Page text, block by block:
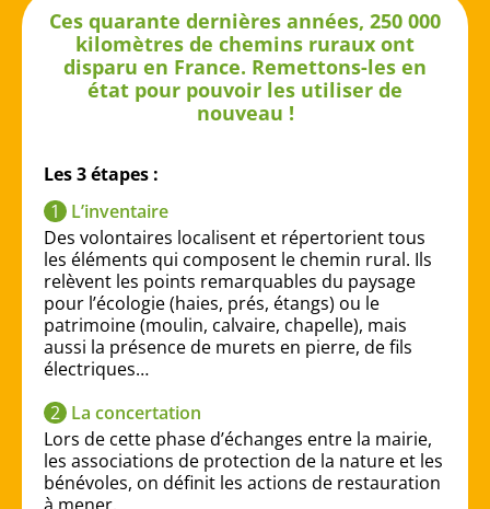
Ces quarante dernières années, 250 000
kilomètres de chemins ruraux ont
disparu en France. Remettons-les en
état pour pouvoir les utiliser de
nouveau !
Les 3 étapes :
L’inventaire
Des volontaires localisent et répertorient tous
les éléments qui composent le chemin rural. Ils
relèvent les points remarquables du paysage
pour l’écologie (haies, prés, étangs) ou le
patrimoine (moulin, calvaire, chapelle), mais
aussi la présence de murets en pierre, de fils
électriques…
La concertation
Lors de cette phase d’échanges entre la mairie,
les associations de protection de la nature et les
bénévoles, on définit les actions de restauration